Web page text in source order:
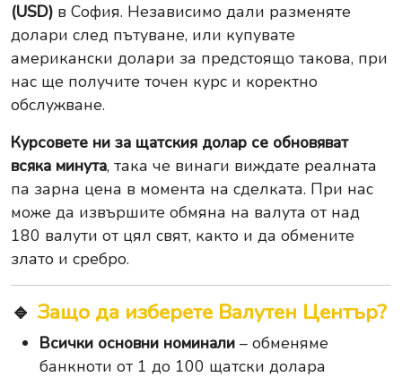
(USD) в София. Независимо дали разменяте
долари след пътуване, или купувате
американски долари за предстоящо такова, при
нас ще получите точен курс и коректно
обслужване.
Курсовете ни за щатския долар се обновяват
всяка минута, така че винаги виждате реалната
па зарна цена в момента на сделката. При нас
може да извършите обмяна на валута от над
180 валути от цял свят, както и да обмените
злато и сребро.
🔹 Защо да изберете Валутен Център?
Всички основни номинали – обменяме
банкноти от 1 до 100 щатски долара